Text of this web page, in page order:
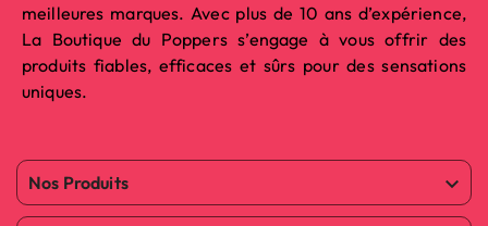
meilleures marques. Avec plus de 10 ans d’expérience,
La Boutique du Poppers s’engage à vous offrir des
produits fiables, efficaces et sûrs pour des sensations
uniques.
Nos Produits 